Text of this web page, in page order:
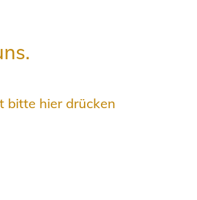
bitte hier drücken